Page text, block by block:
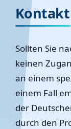
Sollten Sie
keinen
an einem
einem Fall
der
durch den